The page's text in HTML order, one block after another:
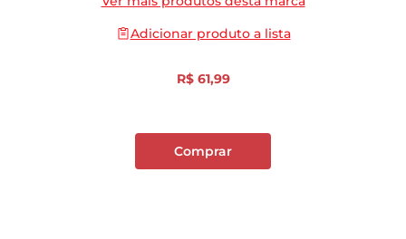
Adicionar produto a lista
R$ 61,99
Comprar